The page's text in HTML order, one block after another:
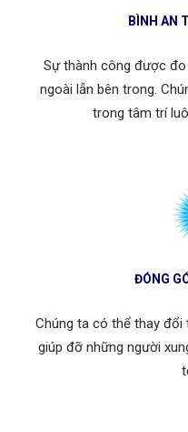
BÌNH AN
Sự thành công được
ngoài lẫn bên trong.
trong tâm trí
ĐÓNG
Chúng ta có thể thay đổi
giúp đỡ những người